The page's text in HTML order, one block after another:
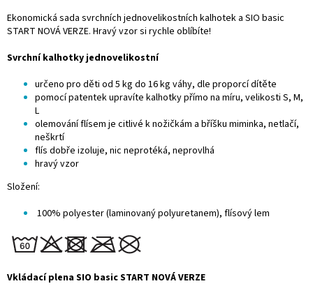
Ekonomická sada svrchních jednovelikostních kalhotek a SIO basic
START NOVÁ VERZE. Hravý vzor si rychle oblíbíte!
Svrchní kalhotky jednovelikostní
určeno pro děti od 5 kg do 16 kg váhy, dle proporcí dítěte
pomocí patentek upravíte kalhotky přímo na míru, velikosti S, M,
L
olemování flísem je citlivé k nožičkám a bříšku miminka, netlačí,
neškrtí
flís dobře izoluje, nic neprotéká, neprovlhá
hravý vzor
Složení:
100% polyester (laminovaný polyuretanem), flísový lem
Vkládací plena SIO basic START NOVÁ VERZE